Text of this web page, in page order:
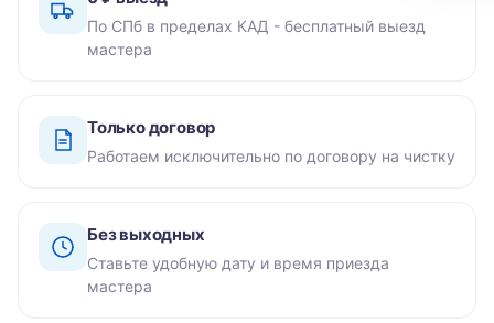
По СПб в пределах КАД - бесплатный выезд
мастера
Только договор
Работаем исключительно по договору на чистку
Без выходных
Ставьте удобную дату и время приезда
мастера